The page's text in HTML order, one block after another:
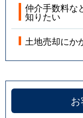
仲介手数料な
知りたい
土地売却にか